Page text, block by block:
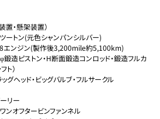
置・懸架装置）
ートン(元色シャンパンシルバー)
エンジン(製作後3,200mile約5,100km)
鍛造ピストン・H断面鍛造コンロッド・鍛造フルカ
ト）
グヘッド・ビッグバルブ・フルサークル
リー
オフタービンファンネル